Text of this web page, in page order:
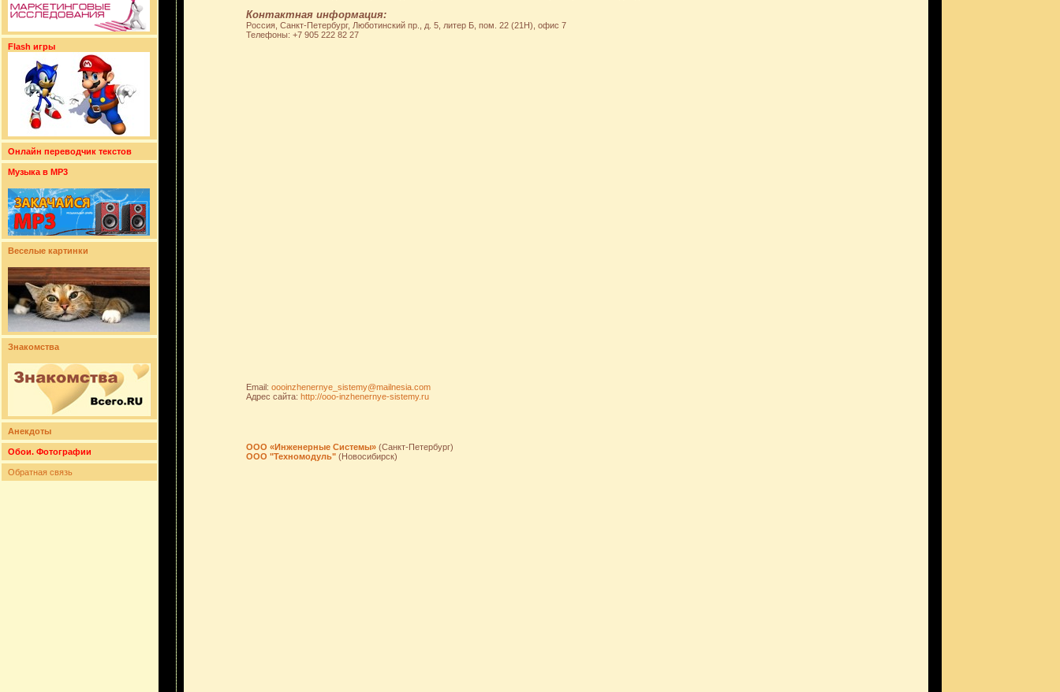
Flash игры
Онлайн переводчик текстов
Музыка в MP3
Веселые картинки
Знакомства
Анекдоты
Обои. Фотографии
Обратная связь
Контактная информация:
Россия, Санкт-Петербург, Люботинский пр., д. 5, литер Б, пом. 22 (21Н), офис 7
Телефоны: +7 905 222 82 27
Email: oooinzhenernye_sistemy@mailnesia.com
Адрес сайта: http://ooo-inzhenernye-sistemy.ru
ООО «Инженерные Системы» (Санкт-Петербург)
ООО "Техномодуль" (Новосибирск)